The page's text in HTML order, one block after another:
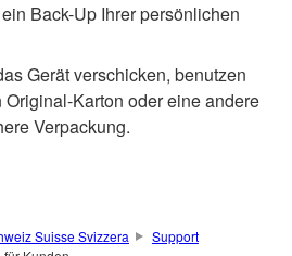
Back-Up Ihrer persönlichen
Gerät verschicken, benutzen
Original-Karton oder eine andere
Verpackung.
Suisse Svizzera
Support